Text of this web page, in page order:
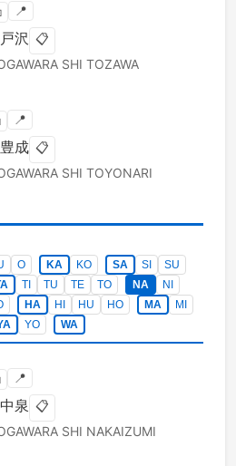
📍
戸沢 📋
SHI TOZAWA
📍
豊成 📋
SHI TOYONARI
O KA KO SA SI
SU
TI TU TE TO NA
NI
HA HI HU HO MA
MI
YO WA
📍
中泉 📋
SHI NAKAIZUMI